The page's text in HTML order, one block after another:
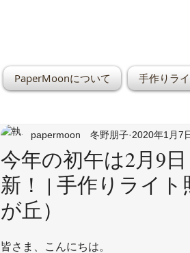
PaperMoonについて 手作りラ
今年の初午は2月9
新！ | 手作りライト
が丘）
papermoon 冬野朋子 2020年1月7
皆さま、こんにちは。